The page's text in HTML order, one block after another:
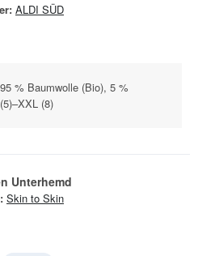
ALDI SÜD
% Baumwolle (Bio), 5 %
(8)
Unterhemd
Skin to Skin